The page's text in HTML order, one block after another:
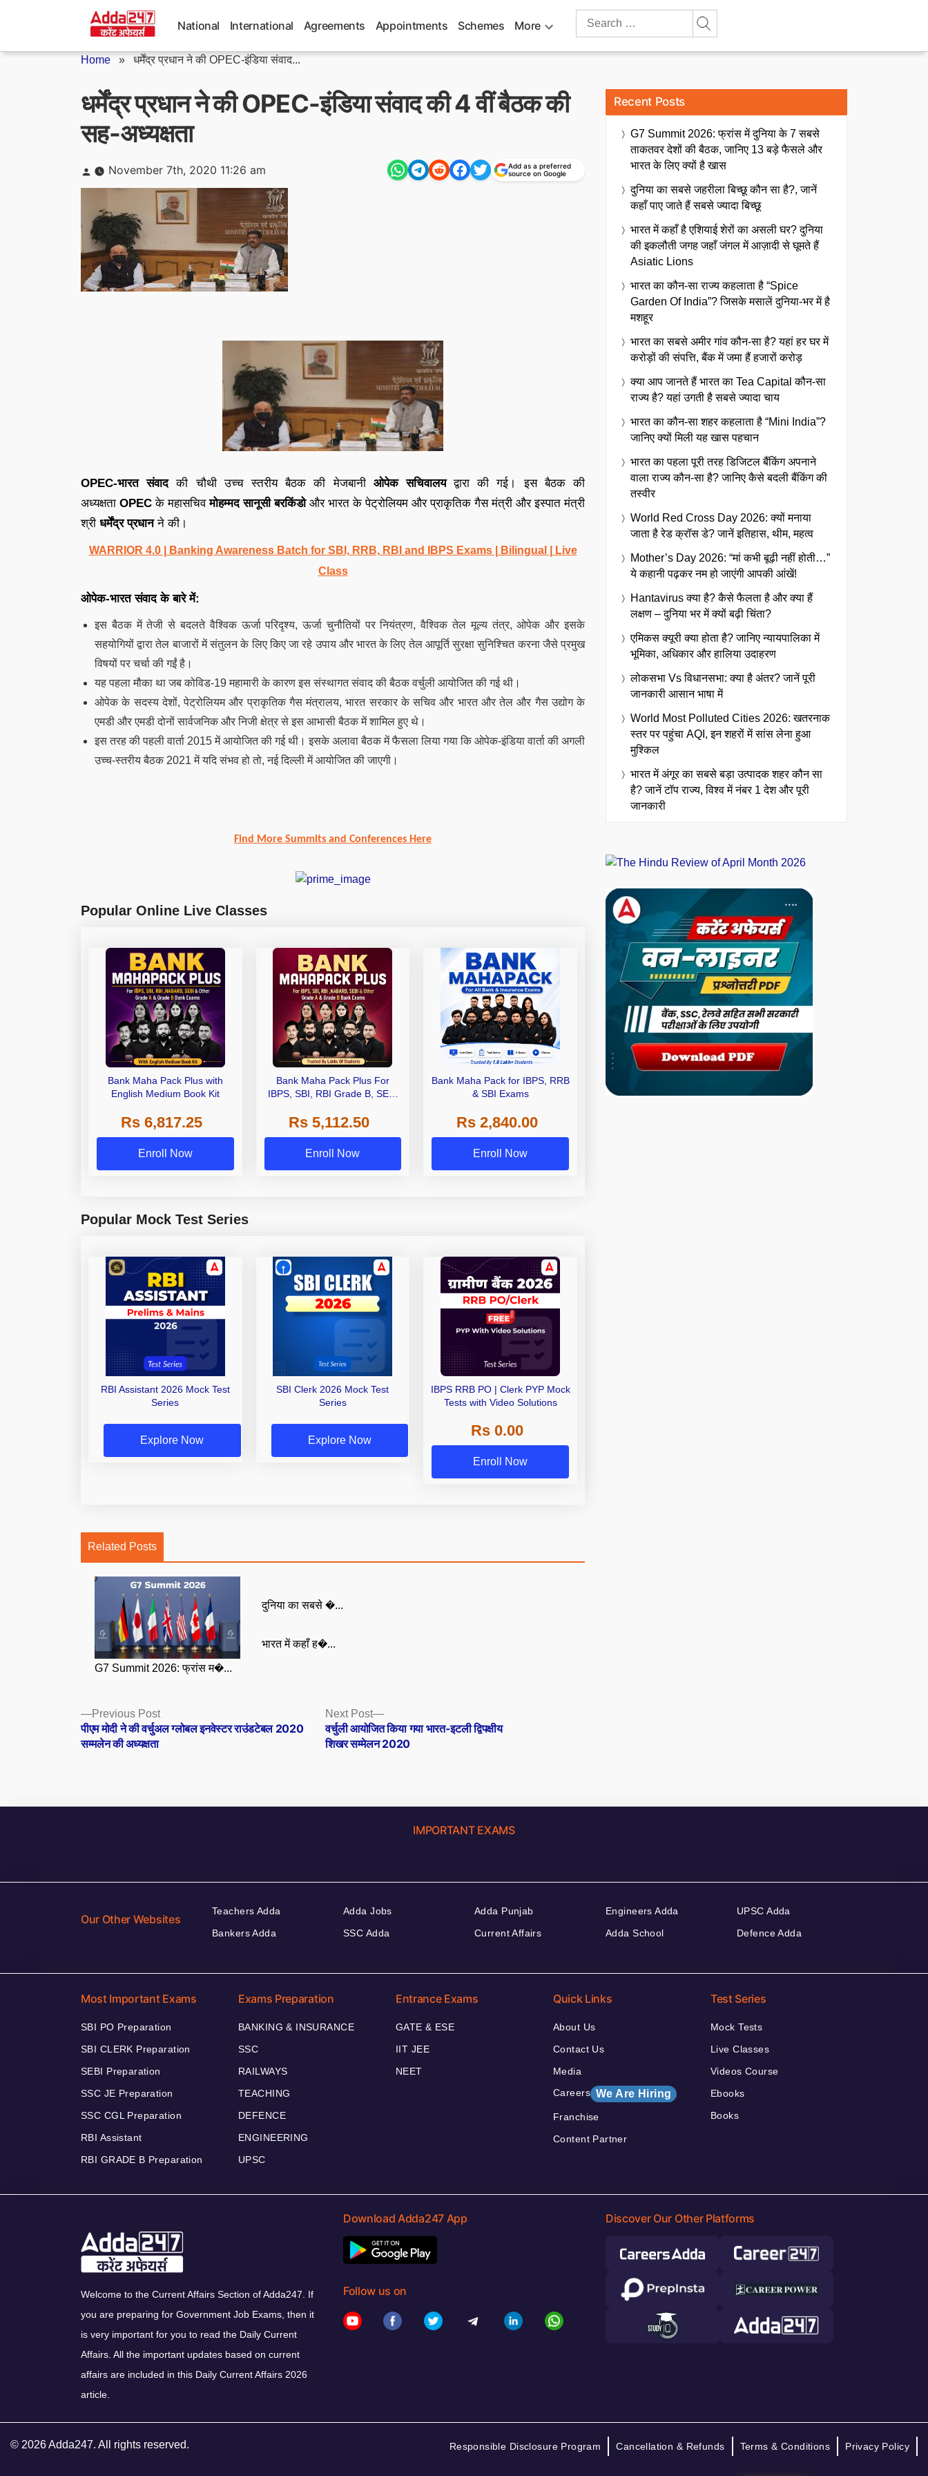
National International Agreements Appointments Schemes More
Search
Home » धर्मेंद्र प्रधान ने की OPEC-इंडिया संवाद...
धर्मेंद्र प्रधान ने की OPEC-इंडिया संवाद की 4 वीं बैठक की
सह-अध्यक्षता
Posted
by
November 7th, 2020 11:26 am
Add as a preferred
source on Google
OPEC-भारत संवादकी चौथी उच्च स्तरीय बैठक की मेजबानी ओपेक सचिवालयद्वारा की गई। इस बैठक की
अध्यक्षता OPECके महासचिवमोहम्मद सानूसी बरकिंडोऔर भारत के पेट्रोलियम और प्राकृतिक गैस मंत्री और इस्पात मंत्री
श्री धर्मेंद्र प्रधानने की।
WARRIOR 4.0 | Banking Awareness Batch for SBI, RRB, RBI and IBPS Exams | Bilingual | Live
Class
ओपेक-भारत संवाद के बारे में:
इस बैठक में तेजी से बदलते वैश्विक ऊर्जा परिदृश्य, ऊर्जा चुनौतियों पर नियंत्रण, वैश्विक तेल मूल्य तंत्र, ओपेक और इसके
सहयोगियों द्वारा तेल बाजारों में संतुलन के लिए किए जा रहे उपाय और भारत के लिए तेल आपूर्ति सुरक्षा सुनिश्चित करना जैसे प्रमुख
विषयों पर चर्चा की गईंहै।
यह पहला मौका था जब कोविड-19 महामारी के कारण इस संस्थागत संवाद की बैठक वर्चुली आयोजित की गई थी।
ओपेक के सदस्य देशों, पेट्रोलियम और प्राकृतिक गैस मंत्रालय, भारत सरकार के सचिव और भारत और तेल और गैस उद्योग के
एमडी और एमडी दोनों सार्वजनिक और निजी क्षेत्र से इस आभासी बैठक में शामिल हुए थे।
इस तरह की पहली वार्ता 2015 में आयोजित की गई थी। इसके अलावा बैठक में फैसला लिया गया कि ओपेक-इंडिया वार्ता की अगली
उच्च-स्तरीय बैठक 2021 में यदि संभव हो तो, नई दिल्ली मेंआयोजित की जाएगी।
Find More Summits and Conferences Here
Popular Online Live Classes
Bank Maha Pack Plus with
English Medium Book Kit
Rs 6,817.25
Enroll Now
Bank Maha Pack Plus For
IBPS, SBI, RBI Grade B, SEBI
Other Grade A & Grade B Bank
Exams
Rs 5,112.50
Enroll Now
Bank Maha Pack for IBPS, RRB
& SBI Exams
Rs 2,840.00
Enroll Now
Popular Mock Test Series
RBI Assistant 2026 Mock Test
Series
Explore Now
SBI Clerk 2026 Mock Test
Series
Explore Now
IBPS RRB PO | Clerk PYP Mock
Tests with Video Solutions
Rs 0.00
Enroll Now
Related Posts
G7 Summit 2026: फ्रांस म�...
दुनिया का सबसे �...
भारत में कहाँ ह�...
Posts
navigation
Previous PostPrevious
post:
पीएम मोदी ने की वर्चुअल ग्लोबल इनवेस्टर राउंडटेबल 2020
सम्मलेन की अध्यक्षता
Next Post
Next
post:
वर्चुली आयोजित किया गया भारत-इटली द्विपक्षीय
शिखर सम्मेलन 2020
Recent Posts
G7 Summit 2026: फ्रांस में दुनिया के 7 सबसे
ताकतवर देशों की बैठक, जानिए 13 बड़े फैसले और
भारत के लिए क्यों है खास
दुनिया का सबसे जहरीला बिच्छू कौन सा है?, जानें
कहाँ पाए जाते हैं सबसे ज्यादा बिच्छू
भारत में कहाँ है एशियाई शेरों का असली घर? दुनिया
की इकलौती जगह जहाँ जंगल में आज़ादी से घूमते हैं
Asiatic Lions
भारत का कौन-सा राज्य कहलाता है “Spice
Garden Of India”? जिसके मसालें दुनिया-भर में है
मशहूर
भारत का सबसे अमीर गांव कौन-सा है? यहां हर घर में
करोड़ों की संपत्ति, बैंक में जमा हैं हजारों करोड़
क्या आप जानते हैं भारत का Tea Capital कौन-सा
राज्य है? यहां उगती है सबसे ज्यादा चाय
भारत का कौन-सा शहर कहलाता है “Mini India”?
जानिए क्यों मिली यह खास पहचान
भारत का पहला पूरी तरह डिजिटल बैंकिंग अपनाने
वाला राज्य कौन-सा है? जानिए कैसे बदली बैंकिंग की
तस्वीर
World Red Cross Day 2026: क्यों मनाया
जाता है रेड क्रॉस डे? जानें इतिहास, थीम, महत्व
Mother’s Day 2026: “मां कभी बूढ़ी नहीं होती…”
ये कहानी पढ़कर नम हो जाएंगी आपकी आंखें!
Hantavirus क्या है? कैसे फैलता है और क्या हैं
लक्षण – दुनिया भर में क्यों बढ़ी चिंता?
एमिकस क्यूरी क्या होता है? जानिए न्यायपालिका में
भूमिका, अधिकार और हालिया उदाहरण
लोकसभा Vs विधानसभा: क्या है अंतर? जानें पूरी
जानकारी आसान भाषा में
World Most Polluted Cities 2026: खतरनाक
स्तर पर पहुंचा AQI, इन शहरों में सांस लेना हुआ
मुश्किल
भारत में अंगूर का सबसे बड़ा उत्पादक शहर कौन सा
है? जानें टॉप राज्य, विश्व में नंबर 1 देश और पूरी
जानकारी
IMPORTANT EXAMS
Our Other Websites
Teachers Adda
Bankers Adda
Adda Jobs
SSC Adda
Adda Punjab
Current Affairs
Engineers Adda
Adda School
UPSC Adda
Defence Adda
Most Important Exams
SBI PO Preparation
SBI CLERK Preparation
SEBI Preparation
SSC JE Preparation
SSC CGL Preparation
RBI Assistant
RBI GRADE B Preparation
Exams Preparation
BANKING & INSURANCE
SSC
RAILWAYS
TEACHING
DEFENCE
ENGINEERING
UPSC
Entrance Exams
GATE & ESE
IIT JEE
NEET
Quick Links
About Us
Contact Us
Media
Careers We Are Hiring
Franchise
Content Partner
Test Series
Mock Tests
Live Classes
Videos Course
Ebooks
Books
Welcome to the Current Affairs Section of Adda247. If
you are preparing for Government Job Exams, then it
is very important for you to read the Daily Current
Affairs. All the important updates based on current
affairs are included in this Daily Current Affairs 2026
article.
Download Adda247 App
Follow us on
Discover Our Other Platforms
© 2026 Adda247. All rights reserved. Responsible Disclosure Program Cancellation & Refunds Terms & Conditions Privacy Policy